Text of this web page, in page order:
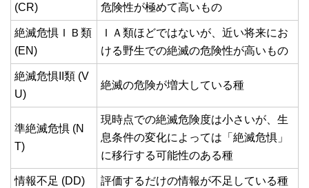
(CR)
危険性が極めて高いもの
絶滅危惧ＩＢ類
(EN)
ＩＡ類ほどではないが、近い将来にお
ける野生での絶滅の危険性が高いもの
絶滅危惧II類 (V
U)
絶滅の危険が増大している種
準絶滅危惧 (N
T)
現時点での絶滅危険度は小さいが、生
息条件の変化によっては「絶滅危惧」
に移行する可能性のある種
情報不足 (DD) 評価するだけの情報が不足している種